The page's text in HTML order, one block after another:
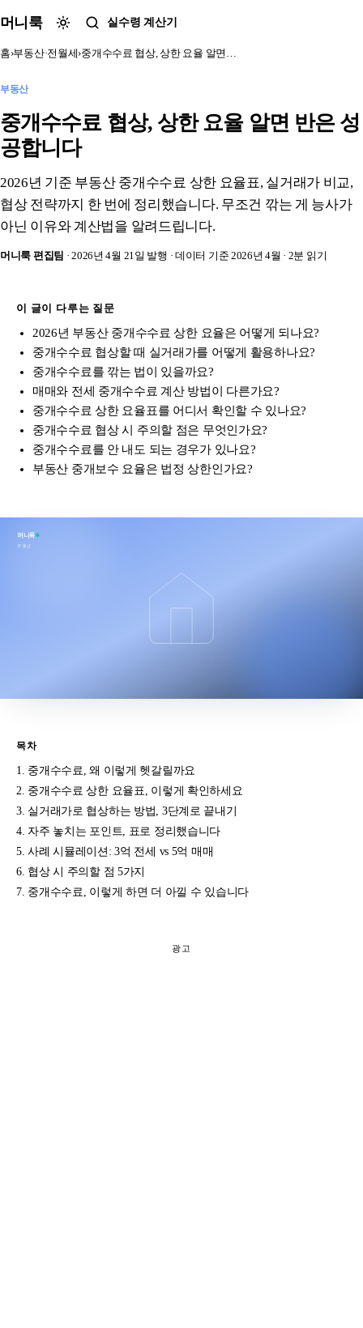
머니룩 실수령 계산기
홈›부동산·전월세 ›중개수수료 협상, 상한 요율 알면…
부동산
중개수수료 협상, 상한 요율 알면 반은 성
공합니다
2026년 기준 부동산 중개수수료 상한 요율표, 실거래가 비교,
협상 전략까지 한 번에 정리했습니다. 무조건 깎는 게 능사가
아닌 이유와 계산법을 알려드립니다.
머니룩 편집팀 · 2026년 4월 21일 발행 · 데이터 기준 2026년 4월 · 2분 읽기
이 글이 다루는 질문
2026년 부동산 중개수수료 상한 요율은 어떻게 되나요?
중개수수료 협상할 때 실거래가를 어떻게 활용하나요?
중개수수료를 깎는 법이 있을까요?
매매와 전세 중개수수료 계산 방법이 다른가요?
중개수수료 상한 요율표를 어디서 확인할 수 있나요?
중개수수료 협상 시 주의할 점은 무엇인가요?
중개수수료를 안 내도 되는 경우가 있나요?
부동산 중개보수 요율은 법정 상한인가요?
머니룩
부동산
목차
중개수수료, 왜 이렇게 헷갈릴까요
중개수수료 상한 요율표, 이렇게 확인하세요
실거래가로 협상하는 방법, 3단계로 끝내기
자주 놓치는 포인트, 표로 정리했습니다
사례 시뮬레이션: 3억 전세 vs 5억 매매
협상 시 주의할 점 5가지
중개수수료, 이렇게 하면 더 아낄 수 있습니다
광고